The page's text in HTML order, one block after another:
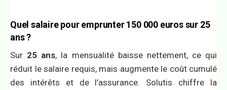
Quel salaire pour emprunter 150 000 euros sur 25
ans ?
Sur 25 ans, la mensualité baisse nettement, ce qui
réduit le salaire requis, mais augmente le coût cumulé
des intérêts et de l’assurance. Solutis chiffre la